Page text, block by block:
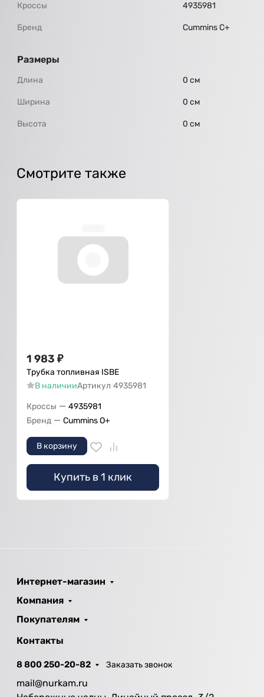
Кроссы 4935981
Бренд Cummins C+
Размеры
Длина 0 см
Ширина 0 см
Высота 0 см
Смотрите также
1 983 ₽
Трубка топливная ISВЕ
В наличииАртикул 4935981
Кроссы — 4935981
Бренд — Cummins O+
В корзину
Купить в 1 клик
Интернет-магазин
Компания
Покупателям
Контакты
8 800 250-20-82 Заказать звонок
mail@nurkam.ru